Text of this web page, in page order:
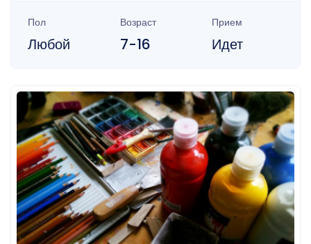
Пол
Любой
Возраст
7-16
Прием
Идет